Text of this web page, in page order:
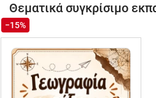
Θεματικά συγκρίσιμο
−15%